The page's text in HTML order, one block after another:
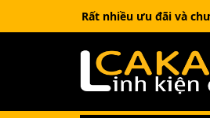
Rất nhiều ưu đãi và